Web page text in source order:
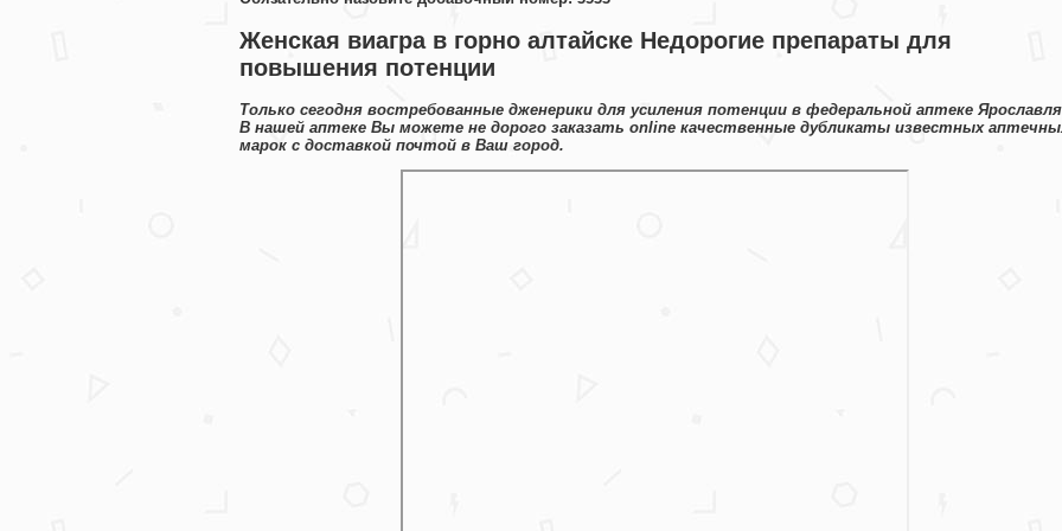
Женская виагра в горно алтайске Недорогие препараты для
повышения потенции
Только сегодня востребованные дженерики для усиления потенции в федеральной аптеке
В нашей аптеке Вы можете не дорого заказать online качественные дубликаты известных
марок с доставкой почтой в Ваш город.